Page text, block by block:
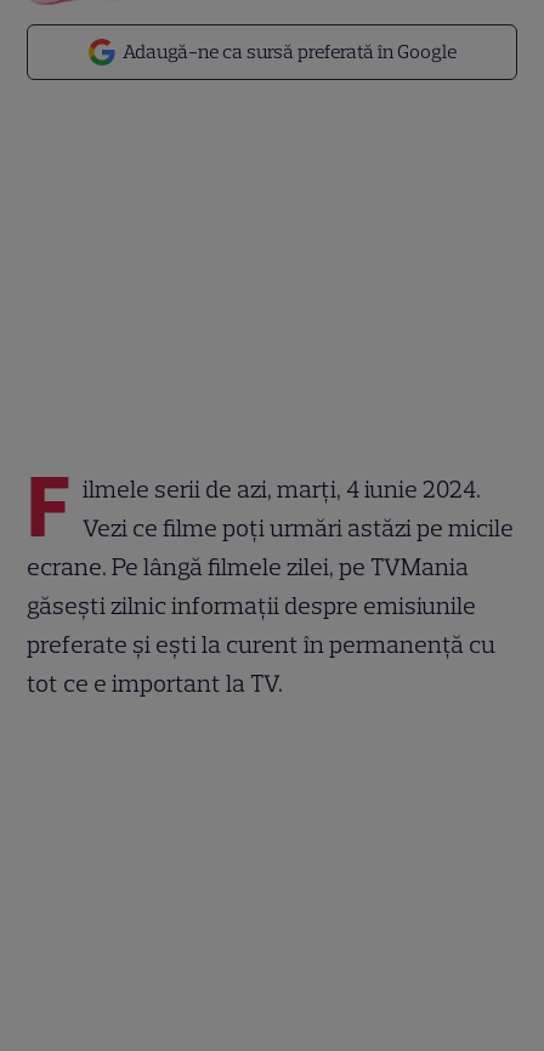
Adaugă-ne ca sursă preferată în Google
F ilmele serii de azi, marți, 4 iunie 2024.
Vezi ce filme poți urmări astăzi pe micile
ecrane. Pe lângă filmele zilei, pe TVMania
găsești zilnic informații despre emisiunile
preferate și ești la curent în permanență cu
tot ce e important la TV.